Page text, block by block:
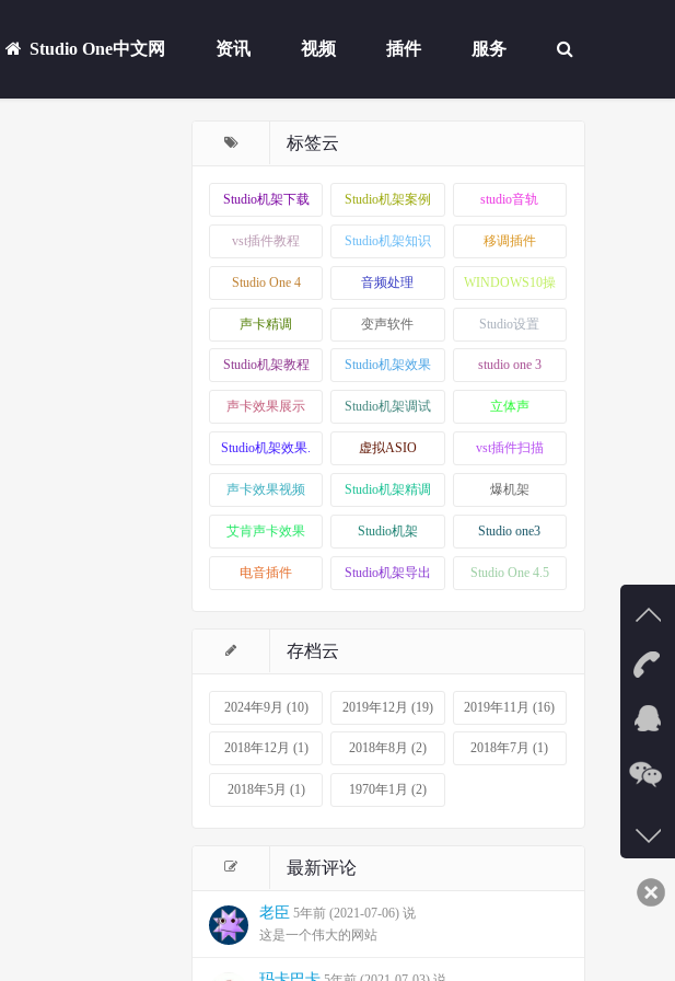
Studio One中文网 资讯 视频 插件 服务
标签云
Studio机架下载 Studio机架案例 studio音轨
vst插件教程 Studio机架知识 移调插件
Studio One 4 音频处理 WINDOWS10操
声卡精调 变声软件 Studio设置
Studio机架教程 Studio机架效果 studio one 3
声卡效果展示 Studio机架调试 立体声
Studio机架效果. 虚拟ASIO vst插件扫描
声卡效果视频 Studio机架精调 爆机架
艾肯声卡效果 Studio机架 Studio one3
电音插件 Studio机架导出 Studio One 4.5
存档云
2024年9月 (10) 2019年12月 (19) 2019年11月 (16)
2018年12月 (1) 2018年8月 (2) 2018年7月 (1)
2018年5月 (1) 1970年1月 (2)
最新评论
老臣 5年前 (2021-07-06) 说
这是一个伟大的网站
有事
在线